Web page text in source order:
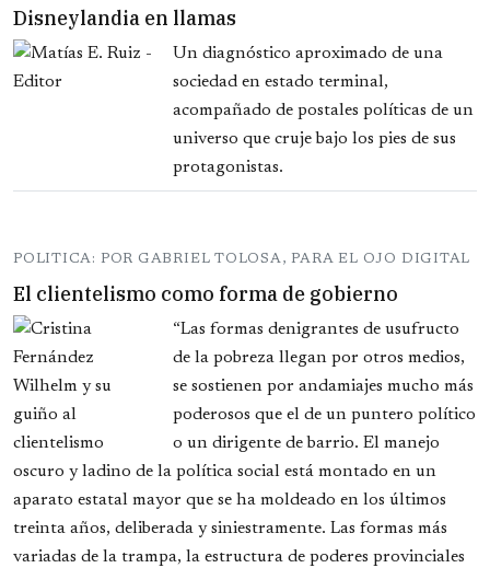
Disneylandia en llamas
Un diagnóstico aproximado de una
sociedad en estado terminal,
acompañado de postales políticas de un
universo que cruje bajo los pies de sus
protagonistas.
POLITICA: POR GABRIEL TOLOSA, PARA EL OJO DIGITAL
El clientelismo como forma de gobierno
“Las formas denigrantes de usufructo
de la pobreza llegan por otros medios,
se sostienen por andamiajes mucho más
poderosos que el de un puntero político
o un dirigente de barrio. El manejo
oscuro y ladino de la política social está montado en un
aparato estatal mayor que se ha moldeado en los últimos
treinta años, deliberada y siniestramente. Las formas más
variadas de la trampa, la estructura de poderes provinciales